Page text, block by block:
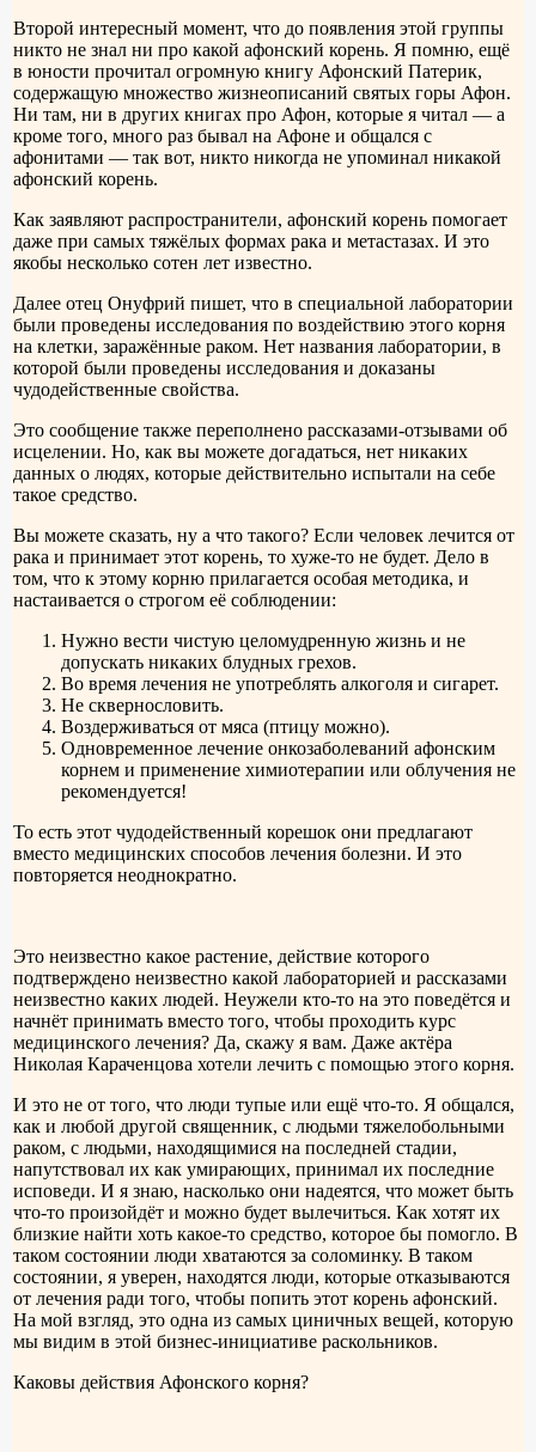
Второй интересный момент, что до появления этой группы
никто не знал ни про какой афонский корень. Я помню, ещё
в юности прочитал огромную книгу Афонский Патерик,
содержащую множество жизнеописаний святых горы Афон.
Ни там, ни в других книгах про Афон, которые я читал — а
кроме того, много раз бывал на Афоне и общался с
афонитами — так вот, никто никогда не упоминал никакой
афонский корень.
Как заявляют распространители, афонский корень помогает
даже при самых тяжёлых формах рака и метастазах. И это
якобы несколько сотен лет известно.
Далее отец Онуфрий пишет, что в специальной лаборатории
были проведены исследования по воздействию этого корня
на клетки, заражённые раком. Нет названия лаборатории, в
которой были проведены исследования и доказаны
чудодейственные свойства.
Это сообщение также переполнено рассказами-отзывами об
исцелении. Но, как вы можете догадаться, нет никаких
данных о людях, которые действительно испытали на себе
такое средство.
Вы можете сказать, ну а что такого? Если человек лечится от
рака и принимает этот корень, то хуже-то не будет. Дело в
том, что к этому корню прилагается особая методика, и
настаивается о строгом её соблюдении:
Нужно вести чистую целомудренную жизнь и не
допускать никаких блудных грехов.
Во время лечения не употреблять алкоголя и сигарет.
Не сквернословить.
Воздерживаться от мяса (птицу можно).
Одновременное лечение онкозаболеваний афонским
корнем и применение химиотерапии или облучения не
рекомендуется!
То есть этот чудодейственный корешок они предлагают
вместо медицинских способов лечения болезни. И это
повторяется неоднократно.
Это неизвестно какое растение, действие которого
подтверждено неизвестно какой лабораторией и рассказами
неизвестно каких людей. Неужели кто-то на это поведётся и
начнёт принимать вместо того, чтобы проходить курс
медицинского лечения? Да, скажу я вам. Даже актёра
Николая Караченцова хотели лечить с помощью этого корня.
И это не от того, что люди тупые или ещё что-то. Я общался,
как и любой другой священник, с людьми тяжелобольными
раком, с людьми, находящимися на последней стадии,
напутствовал их как умирающих, принимал их последние
исповеди. И я знаю, насколько они надеятся, что может быть
что-то произойдёт и можно будет вылечиться. Как хотят их
близкие найти хоть какое-то средство, которое бы помогло. В
таком состоянии люди хватаются за соломинку. В таком
состоянии, я уверен, находятся люди, которые отказываются
от лечения ради того, чтобы попить этот корень афонский.
На мой взгляд, это одна из самых циничных вещей, которую
мы видим в этой бизнес-инициативе раскольников.
Каковы действия Афонского корня?